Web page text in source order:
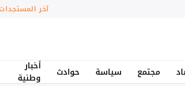
آخر المستجدات :
مجتمع سياسة حوادث
أخبار
وطنية